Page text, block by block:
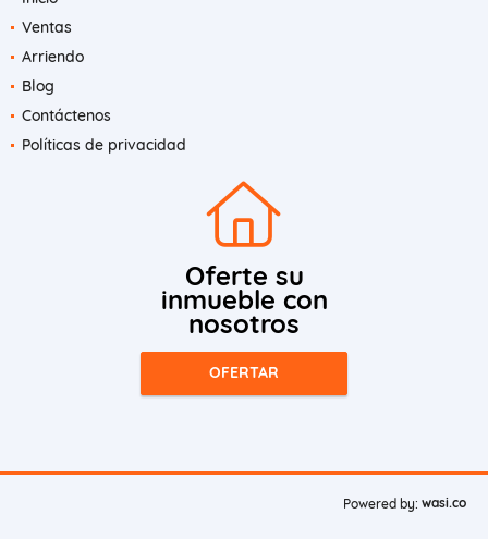
Ventas
Arriendo
Blog
Contáctenos
Políticas de privacidad
Oferte su
inmueble con
nosotros
OFERTAR
Powered by: wasi.co